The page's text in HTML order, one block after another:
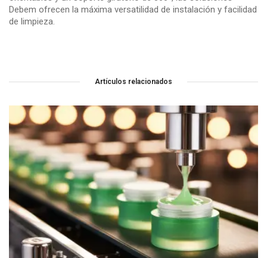
Debem ofrecen la máxima versatilidad de instalación y facilidad
de limpieza.
Artículos relacionados